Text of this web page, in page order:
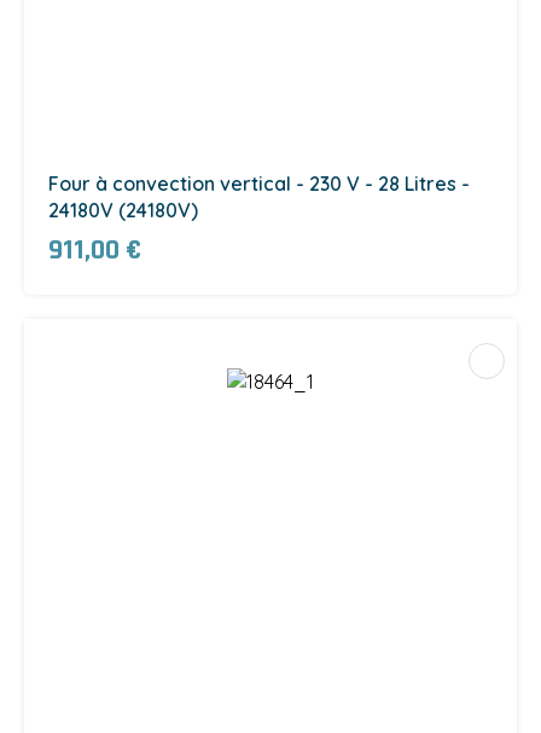
Four à convection vertical - 230 V - 28 Litres -
24180V (24180V)
911,00 €